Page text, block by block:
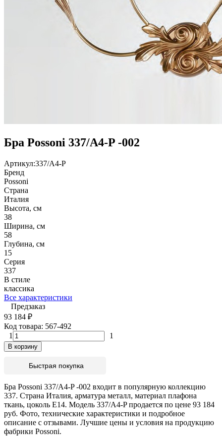
Бра Possoni 337/A4-P -002
Артикул:337/A4-P
Бренд
Possoni
Страна
Италия
Высота, см
38
Ширина, см
58
Глубина, см
15
Серия
337
В стиле
классика
Все характеристики
Предзаказ
93 184 ₽
Код товара: 567-492
1
1
В корзину
Быстрая покупка
Бра Possoni 337/A4-P -002 входит в популярную коллекцию
337. Страна Италия, арматура металл, материал плафона
ткань, цоколь E14. Модель 337/A4-P продается по цене 93 184
руб. Фото, технические характеристики и подробное
описание с отзывами. Лучшие цены и условия на продукцию
фабрики Possoni.